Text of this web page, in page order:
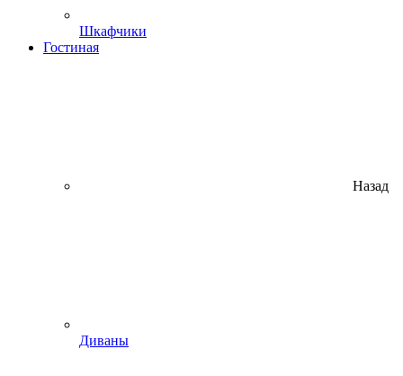
Шкафчики
Гостиная
Назад
Диваны